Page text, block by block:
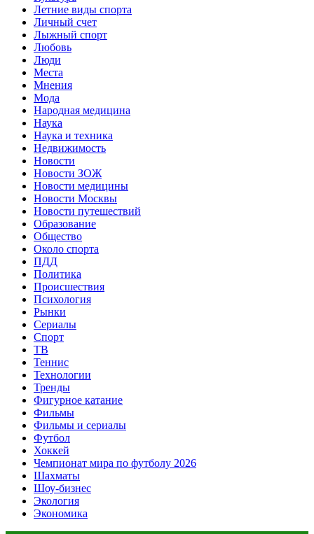
Летние виды спорта
Личный счет
Лыжный спорт
Любовь
Люди
Места
Мнения
Мода
Народная медицина
Наука
Наука и техника
Недвижимость
Новости
Новости ЗОЖ
Новости медицины
Новости Москвы
Новости путешествий
Образование
Общество
Около спорта
ПДД
Политика
Происшествия
Психология
Рынки
Сериалы
Спорт
ТВ
Теннис
Технологии
Тренды
Фигурное катание
Фильмы
Фильмы и сериалы
Футбол
Хоккей
Чемпионат мира по футболу 2026
Шахматы
Шоу-бизнес
Экология
Экономика